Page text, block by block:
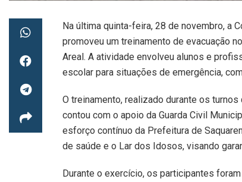
Na última quinta-feira, 28 de novembro, a
promoveu um treinamento de evacuação
Areal. A atividade envolveu alunos e
escolar para situações de emergência,
O treinamento, realizado durante os
contou com o apoio da Guarda Civil
esforço contínuo da Prefeitura de
de saúde e o Lar dos Idosos, visando
Durante o exercício, os participantes